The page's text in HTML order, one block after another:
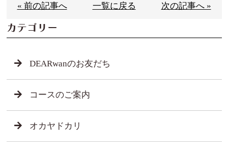
« 前の記事へ 一覧に戻る 次の記事へ »
カテゴリー
DEARwanのお友だち
コースのご案内
オカヤドカリ